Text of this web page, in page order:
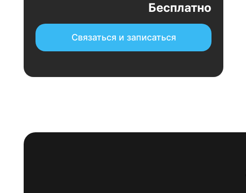
Бесплатно
Связаться и записаться